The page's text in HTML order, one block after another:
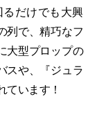
だけでも大興
列で、精巧なフ
大型プロップの
スや、『ジュラ
ています！